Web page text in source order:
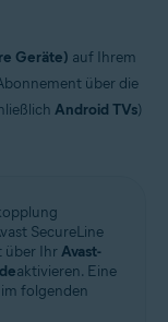
– 32-/64-Bit
– 32-/64-Bit
– 32-/64-Bit
Pack 1, 32-/64-Bit
Geräte) auf Ihrem
über die
Android TVs)
SecureLine
über IhrAvast-
aktivieren. Eine
folgenden